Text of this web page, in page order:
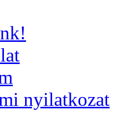
nyilatkozat